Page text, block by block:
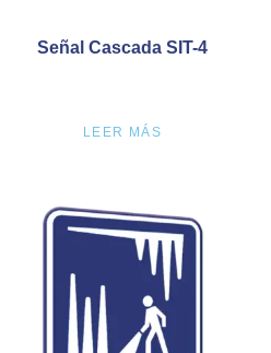
Señal Cascada SIT-4
LEER MÁS